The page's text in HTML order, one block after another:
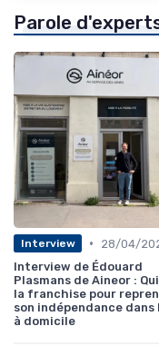
Parole
Interview •
28/04/
Interview de Édouard
Plasmans de Aineor :
la franchise pour
son indépendance dans
à domicile